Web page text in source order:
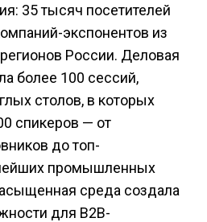
35 тысяч посетителей
экспонентов из
России. Деловая
более 100 сессий,
столов, в которых
спикеров — от
до топ-
промышленных
среда создала
для B2B-